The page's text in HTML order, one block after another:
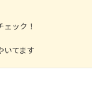
ック！
いてます